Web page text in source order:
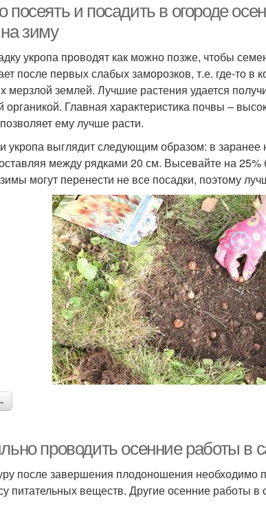
посеять и посадить в огороде
зиму
укропа проводят как можно позже, чтобы
после первых слабых заморозков, т.е. где-то
мерзлой землей. Лучшие растения удается
органикой. Главная характеристика почвы –
ему лучше расти.
укропа выглядит следующим образом: в
между рядками 20 см. Высевайте на
могут перенести не все посадки, поэтому
проводить осенние работы в
после завершения плодоношения необходимо
питательных веществ. Другие осенние работы